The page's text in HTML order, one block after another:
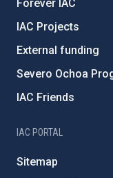
Forever IAC
IAC Projects
External funding
Severo Ochoa
IAC Friends
IAC PORTAL
Sitemap